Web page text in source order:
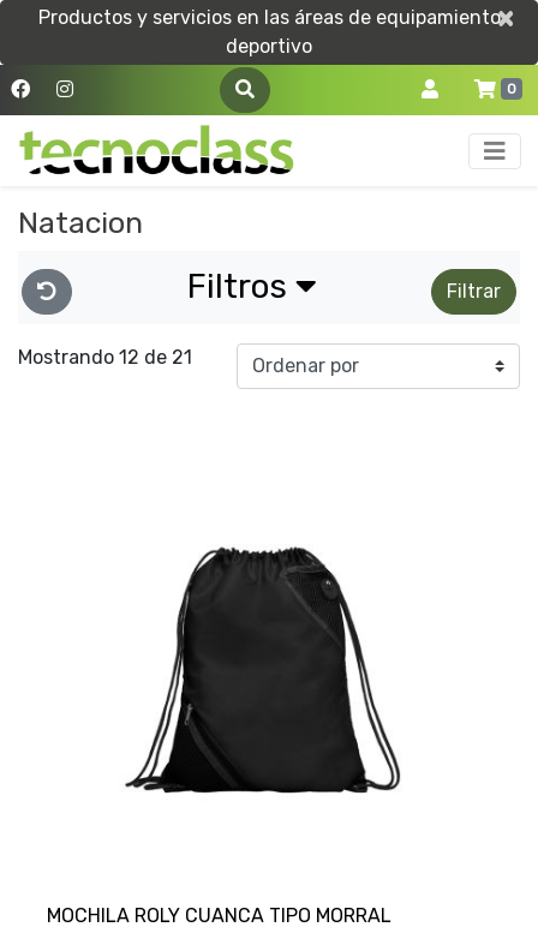
Productos y servicios en las áreas de equipamiento
deportivo
×
×
0
Natacion
Filtros Filtrar
Mostrando 12 de 21